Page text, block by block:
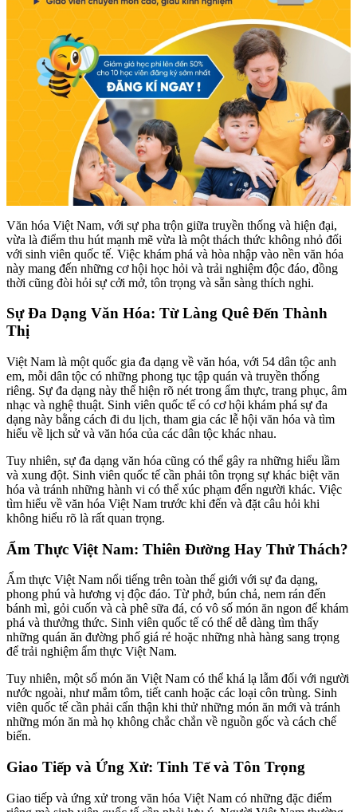
Văn hóa Việt Nam, với sự pha trộn giữa truyền thống và hiện đại,
vừa là điểm thu hút mạnh mẽ vừa là một thách thức không nhỏ đối
với sinh viên quốc tế. Việc khám phá và hòa nhập vào nền văn hóa
này mang đến những cơ hội học hỏi và trải nghiệm độc đáo, đồng
thời cũng đòi hỏi sự cởi mở, tôn trọng và sẵn sàng thích nghi.
Sự Đa Dạng Văn Hóa: Từ Làng Quê Đến Thành
Thị
Việt Nam là một quốc gia đa dạng về văn hóa, với 54 dân tộc anh
em, mỗi dân tộc có những phong tục tập quán và truyền thống
riêng. Sự đa dạng này thể hiện rõ nét trong ẩm thực, trang phục, âm
nhạc và nghệ thuật. Sinh viên quốc tế có cơ hội khám phá sự đa
dạng này bằng cách đi du lịch, tham gia các lễ hội văn hóa và tìm
hiểu về lịch sử và văn hóa của các dân tộc khác nhau.
Tuy nhiên, sự đa dạng văn hóa cũng có thể gây ra những hiểu lầm
và xung đột. Sinh viên quốc tế cần phải tôn trọng sự khác biệt văn
hóa và tránh những hành vi có thể xúc phạm đến người khác. Việc
tìm hiểu về văn hóa Việt Nam trước khi đến và đặt câu hỏi khi
không hiểu rõ là rất quan trọng.
Ẩm Thực Việt Nam: Thiên Đường Hay Thử Thách?
Ẩm thực Việt Nam nổi tiếng trên toàn thế giới với sự đa dạng,
phong phú và hương vị độc đáo. Từ phở, bún chả, nem rán đến
bánh mì, gỏi cuốn và cà phê sữa đá, có vô số món ăn ngon để khám
phá và thưởng thức. Sinh viên quốc tế có thể dễ dàng tìm thấy
những quán ăn đường phố giá rẻ hoặc những nhà hàng sang trọng
để trải nghiệm ẩm thực Việt Nam.
Tuy nhiên, một số món ăn Việt Nam có thể khá lạ lẫm đối với người
nước ngoài, như mắm tôm, tiết canh hoặc các loại côn trùng. Sinh
viên quốc tế cần phải cẩn thận khi thử những món ăn mới và tránh
những món ăn mà họ không chắc chắn về nguồn gốc và cách chế
biến.
Giao Tiếp và Ứng Xử: Tinh Tế và Tôn Trọng
Giao tiếp và ứng xử trong văn hóa Việt Nam có những đặc điểm